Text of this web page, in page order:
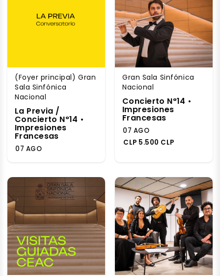
(Foyer principal) Gran
Sala Sinfónica
Nacional
La Previa /
Concierto N°14 •
Impresiones
Francesas
07 AGO
Gran Sala Sinfónica
Nacional
Concierto N°14 •
Impresiones
Francesas
07 AGO
CLP 5.500 CLP